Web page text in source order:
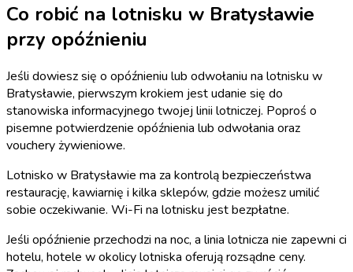
Co robić na lotnisku w Bratysławie
przy opóźnieniu
Jeśli dowiesz się o opóźnieniu lub odwołaniu na lotnisku w
Bratysławie, pierwszym krokiem jest udanie się do
stanowiska informacyjnego twojej linii lotniczej. Poproś o
pisemne potwierdzenie opóźnienia lub odwołania oraz
vouchery żywieniowe.
Lotnisko w Bratysławie ma za kontrolą bezpieczeństwa
restaurację, kawiarnię i kilka sklepów, gdzie możesz umilić
sobie oczekiwanie. Wi-Fi na lotnisku jest bezpłatne.
Jeśli opóźnienie przechodzi na noc, a linia lotnicza nie zapewni ci
hotelu, hotele w okolicy lotniska oferują rozsądne ceny.